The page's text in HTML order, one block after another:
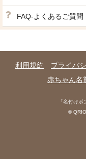
FAQ-よくあるご質問
利用規約 プライバ
赤ちゃん名
「名付けポ
©